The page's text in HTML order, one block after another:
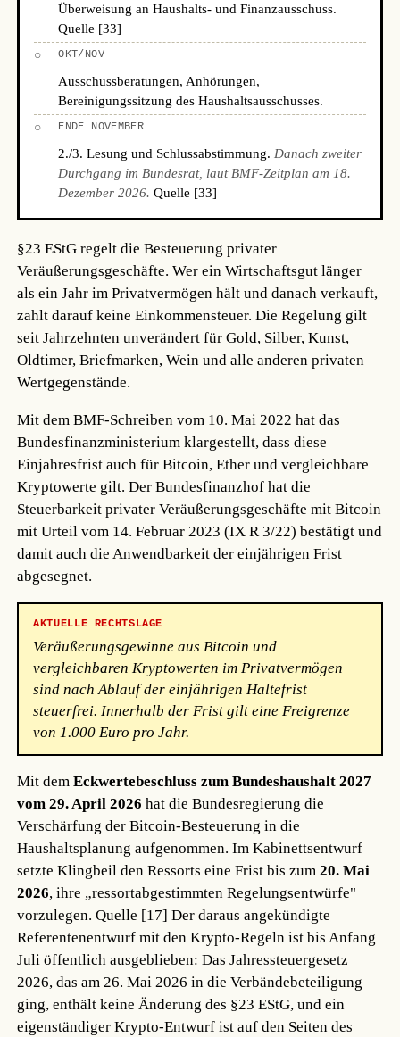
Überweisung an Haushalts- und Finanzausschuss.
Quelle [33]
○ OKT/NOV
Ausschussberatungen, Anhörungen,
Bereinigungssitzung des Haushaltsausschusses.
○ ENDE NOVEMBER
2./3. Lesung und Schlussabstimmung. Danach zweiter
Durchgang im Bundesrat, laut BMF-Zeitplan am 18.
Dezember 2026. Quelle [33]
§23 EStG regelt die Besteuerung privater
Veräußerungsgeschäfte. Wer ein Wirtschaftsgut länger
als ein Jahr im Privatvermögen hält und danach verkauft,
zahlt darauf keine Einkommensteuer. Die Regelung gilt
seit Jahrzehnten unverändert für Gold, Silber, Kunst,
Oldtimer, Briefmarken, Wein und alle anderen privaten
Wertgegenstände.
Mit dem BMF-Schreiben vom 10. Mai 2022 hat das
Bundesfinanzministerium klargestellt, dass diese
Einjahresfrist auch für Bitcoin, Ether und vergleichbare
Kryptowerte gilt. Der Bundesfinanzhof hat die
Steuerbarkeit privater Veräußerungsgeschäfte mit Bitcoin
mit Urteil vom 14. Februar 2023 (IX R 3/22) bestätigt und
damit auch die Anwendbarkeit der einjährigen Frist
abgesegnet.
AKTUELLE RECHTSLAGE
Veräußerungsgewinne aus Bitcoin und
vergleichbaren Kryptowerten im Privatvermögen
sind nach Ablauf der einjährigen Haltefrist
steuerfrei. Innerhalb der Frist gilt eine Freigrenze
von 1.000 Euro pro Jahr.
Mit demEckwertebeschluss zum Bundeshaushalt 2027
vom 29. April 2026 hat die Bundesregierung die
Verschärfung der Bitcoin-Besteuerung in die
Haushaltsplanung aufgenommen. Im Kabinettsentwurf
setzte Klingbeil den Ressorts eine Frist bis zum20. Mai
2026, ihre „ressortabgestimmten Regelungsentwürfe"
vorzulegen.Quelle [17] Der daraus angekündigte
Referentenentwurf mit den Krypto-Regeln ist bis Anfang
Juli öffentlich ausgeblieben: Das Jahressteuergesetz
2026, das am 26. Mai 2026 in die Verbändebeteiligung
ging, enthält keine Änderung des §23 EStG, und ein
eigenständiger Krypto-Entwurf ist auf den Seiten des